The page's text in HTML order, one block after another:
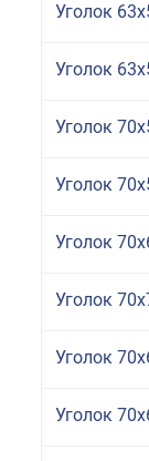
Уголок
Уголок
Уголок
Уголок
Уголок
Уголок
Уголок
Уголок